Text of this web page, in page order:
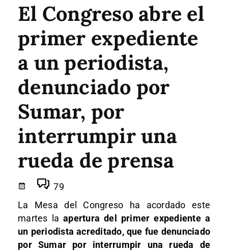
El Congreso abre el
primer expediente
a un periodista,
denunciado por
Sumar, por
interrumpir una
rueda de prensa
79
La Mesa del Congreso ha acordado este
martes la apertura del primer expediente a
un periodista acreditado, que fue denunciado
por Sumar por interrumpir una rueda de